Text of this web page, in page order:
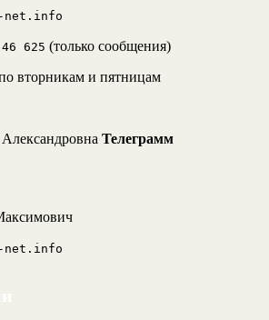
net.info
625 (только сообщения)
вторникам и пятницам
Телеграмм
net.info